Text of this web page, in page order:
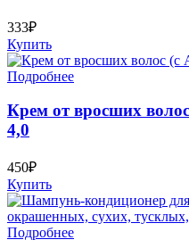
333₽
Купить
Подробнее
Крем от вросших
4,0
450₽
Купить
Подробнее